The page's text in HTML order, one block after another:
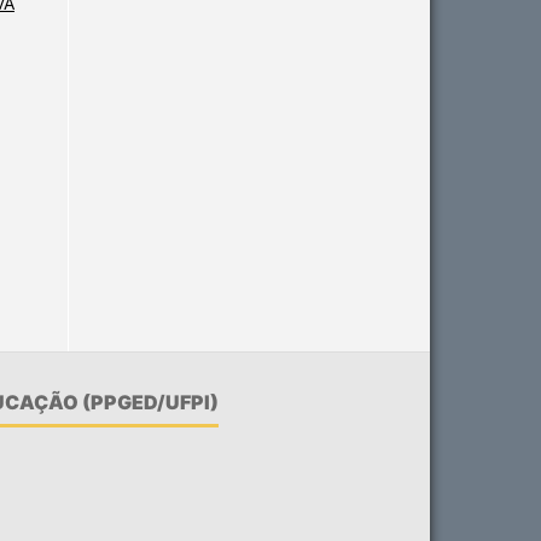
(PPGED/UFPI)